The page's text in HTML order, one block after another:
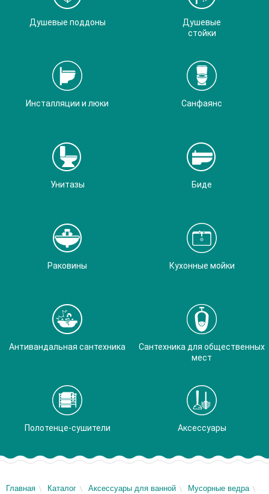
Душевые поддоны
Душевые
стойки
Инсталляции и люки Санфаянс
Унитазы Биде
Раковины Кухонные мойки
Антивандальная сантехника
Сантехника для общественных
мест
Полотенце-сушители Аксессуары
Главная Каталог Аксессуары для ванной
Мусорные ведра